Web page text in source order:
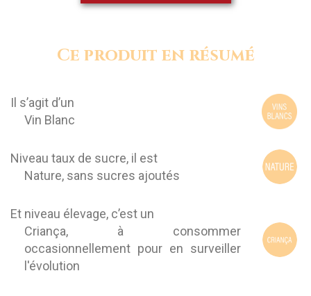
Ce produit en résumé
Il s’agit d’un
Vin Blanc
Niveau taux de sucre, il est
Nature, sans sucres ajoutés
Et niveau élevage, c’est un
Criança, à consommer
occasionnellement pour en surveiller
l'évolution